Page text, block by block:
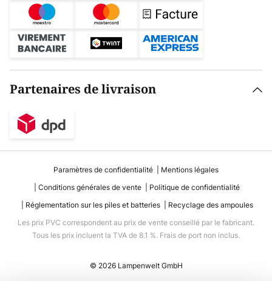
Partenaires de livraison
Paramètres de confidentialité
Mentions légales
Conditions générales de vente
Politique de confidentialité
Réglementation sur les piles et batteries
Recyclage des ampoules
Les prix PVC correspondent au prix de vente conseillé par le fabricant.
Tous les prix incluent la TVA de 8.1 %. Frais de port non inclus.
© 2026 Lampenwelt GmbH